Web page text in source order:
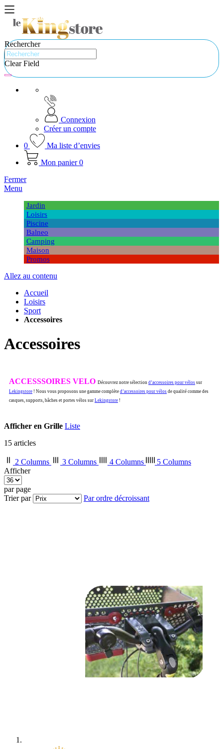
Rechercher
Clear Field
Connexion
Créer un compte
0
Ma liste d’envies
Mon panier 0
Fermer
Menu
Jardin
Loisirs
Piscine
Balneo
Camping
Maison
Promos
Allez au contenu
Accueil
Loisirs
Sport
Accessoires
Accessoires
ACCESSSOIRES VELO Découvrez notre sélection d’accessoires pour vélos sur
Lekingstore ! Nous vous proposons une gamme complète d’accessoires pour vélos de qualité comme des
casques, supports, bâches et portes vélos sur Lekingstore !
Afficher en Grille Liste
15 articles
2 Columns 3 Columns 4 Columns
5 Columns
Afficher
par page
Trier par
Par ordre décroissant